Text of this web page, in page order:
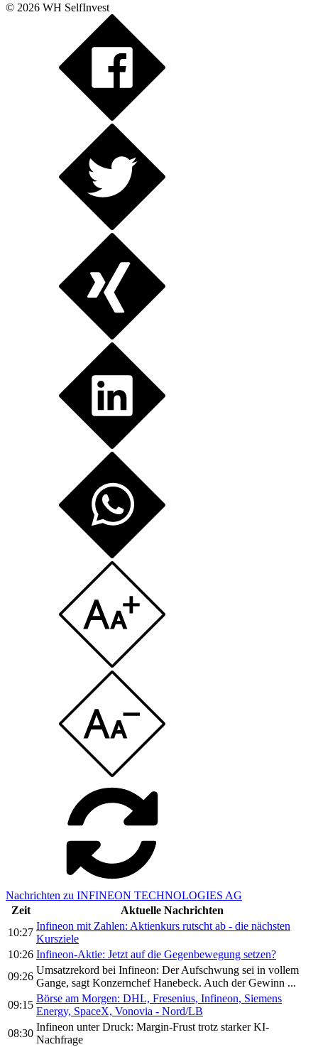
© 2026 WH SelfInvest
Nachrichten zu INFINEON TECHNOLOGIES AG
Zeit
Aktuelle Nachrichten
10:27
Infineon mit Zahlen: Aktienkurs rutscht ab - die nächsten
Kursziele
10:26 Infineon-Aktie: Jetzt auf die Gegenbewegung setzen?
09:26
Umsatzrekord bei Infineon: Der Aufschwung sei in vollem
Gange, sagt Konzernchef Hanebeck. Auch der Gewinn ...
09:15
Börse am Morgen: DHL, Fresenius, Infineon, Siemens
Energy, SpaceX, Vonovia - Nord/LB
08:30
Infineon unter Druck: Margin-Frust trotz starker KI-
Nachfrage